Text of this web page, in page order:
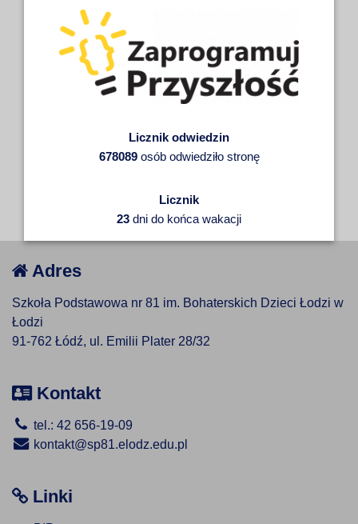
Licznik odwiedzin
678089osób odwiedziło stronę
Licznik
23 dni do końca wakacji
Adres
Szkoła Podstawowa nr 81 im. Bohaterskich Dzieci Łodzi w
Łodzi
91-762 Łódź, ul. Emilii Plater 28/32
Kontakt
tel.: 42 656-19-09
kontakt@sp81.elodz.edu.pl
Linki